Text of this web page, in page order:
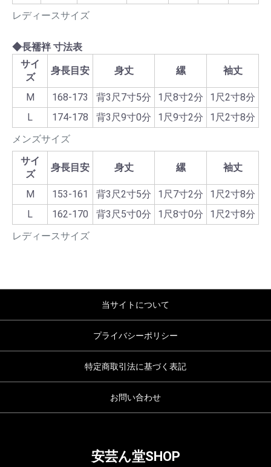
レディースサイズ
◆長襦袢 寸法表
メンズサイズ
サイ
ズ
身長目安 身丈 縲 袖丈
M 168-173 背3尺7寸5分 1尺8寸2分
1尺2寸8分
L
174-178 背3尺9寸0分 1尺9寸2分 1尺2寸8分
レディースサイズ
サイ
ズ
身長目安 身丈 縲 袖丈
M 153-161 背3尺2寸5分 1尺7寸2分
1尺2寸8分
L
162-170 背3尺5寸0分 1尺8寸0分 1尺2寸8分
当サイトについて
プライバシーポリシー
特定商取引法に基づく表記
お問い合わせ
安芸ん堂SHOP